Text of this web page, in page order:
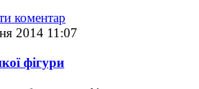
коментар
2014 11:07
фігури